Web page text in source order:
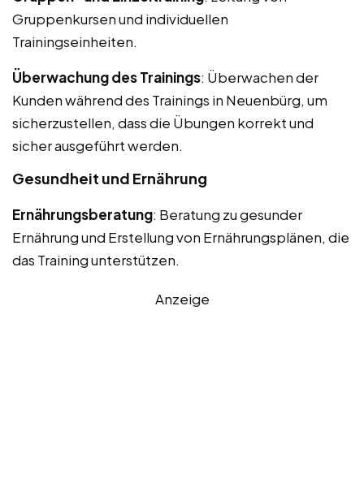
Gruppenkursen und individuellen
Trainingseinheiten.
Überwachung des Trainings: Überwachen der
Kunden während des Trainings in Neuenbürg, um
sicherzustellen, dass die Übungen korrekt und
sicher ausgeführt werden.
Gesundheit und Ernährung
Ernährungsberatung: Beratung zu gesunder
Ernährung und Erstellung von Ernährungsplänen, die
das Training unterstützen.
Anzeige